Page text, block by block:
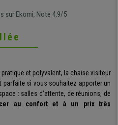
sur Ekomi, Note 4,9/5
et polyvalent, la chaise visiteur
parfaite si vous souhaitez apporter un
: salles d’attente, de réunions, de
au confort et à un prix très